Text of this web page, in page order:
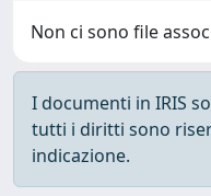
Non ci sono file
I documenti in IRIS
tutti i diritti sono
indicazione.